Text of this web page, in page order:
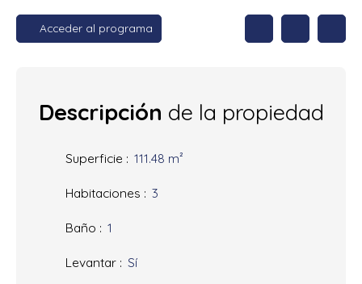
Acceder al programa
Descripción de la propiedad
Superficie : 111.48 m²
Habitaciones : 3
Baño : 1
Levantar : Sí